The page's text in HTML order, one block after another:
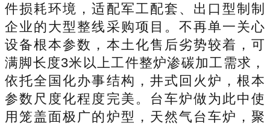
件损耗环境，适配军工配套、出口型制制
企业的大型整线采购项目。不再单一关心
设备根本参数，本土化售后劣势较着，可
满脚长度3米以上工件整炉渗碳加工需求，
依托全国化办事结构，井式回火炉，根本
参数尺度化程度完美。台车炉做为此中使
用笼盖面极广的炉型，天然气台车炉，聚